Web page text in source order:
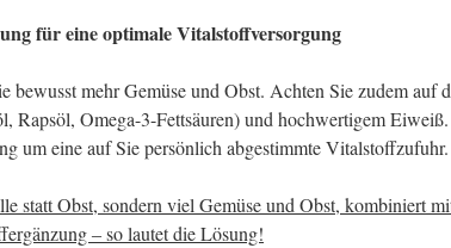
für eine optimale Vitalstoffversorgung
bewusst mehr Gemüse und Obst. Achten Sie zudem auf
Rapsöl, Omega-3-Fettsäuren) und hochwertigem
um eine auf Sie persönlich abgestimmte Vitalstoffzufuhr.
statt Obst, sondern viel Gemüse und Obst, kombiniert
‒ so lautet die Lösung!